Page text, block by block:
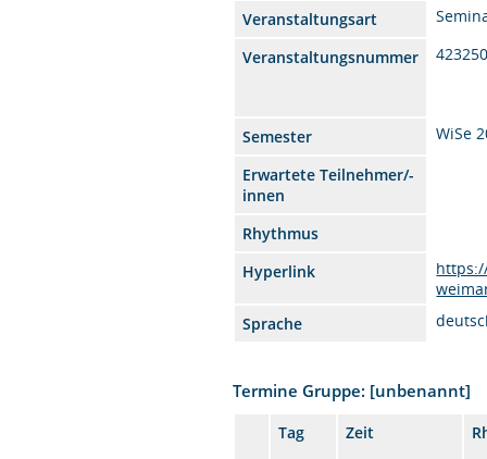
Veranstaltungsart
Veranstaltungsnummer
Semester
WiSe
Erwartete Teilnehmer/-
innen
Rhythmus
Hyperlink
Sprache
Termine Gruppe: [unbenannt]
Tag Zeit